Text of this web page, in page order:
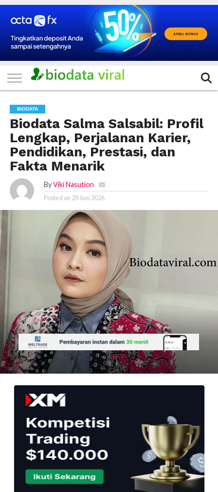
HOME
FILTER
KATEGORI
IKLAN
GRATIS
TERVIRAL
TRADING
KOMUNITAS
BERITA
BISNIS
LAINNYA
BIODATA
Biodata Salma Salsabil: Profil
Lengkap, Perjalanan Karier,
Pendidikan, Prestasi, dan
Fakta Menarik
By Viki Nasution
Posted on 29 Juni 2026